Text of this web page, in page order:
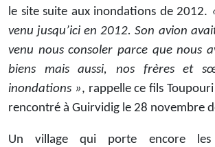
le site suite aux inondations de 2012.
venu jusqu’ici en 2012. Son avion
venu nous consoler parce que nous
biens mais aussi, nos frères et
inondations », rappelle ce fils
rencontré à Guirvidig le 28 novembre
Un village qui porte encore les